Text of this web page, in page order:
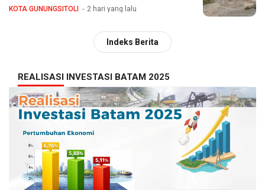
KOTA GUNUNGSITOLI 2 hari yang lalu
Indeks Berita
REALISASI INVESTASI BATAM 2025